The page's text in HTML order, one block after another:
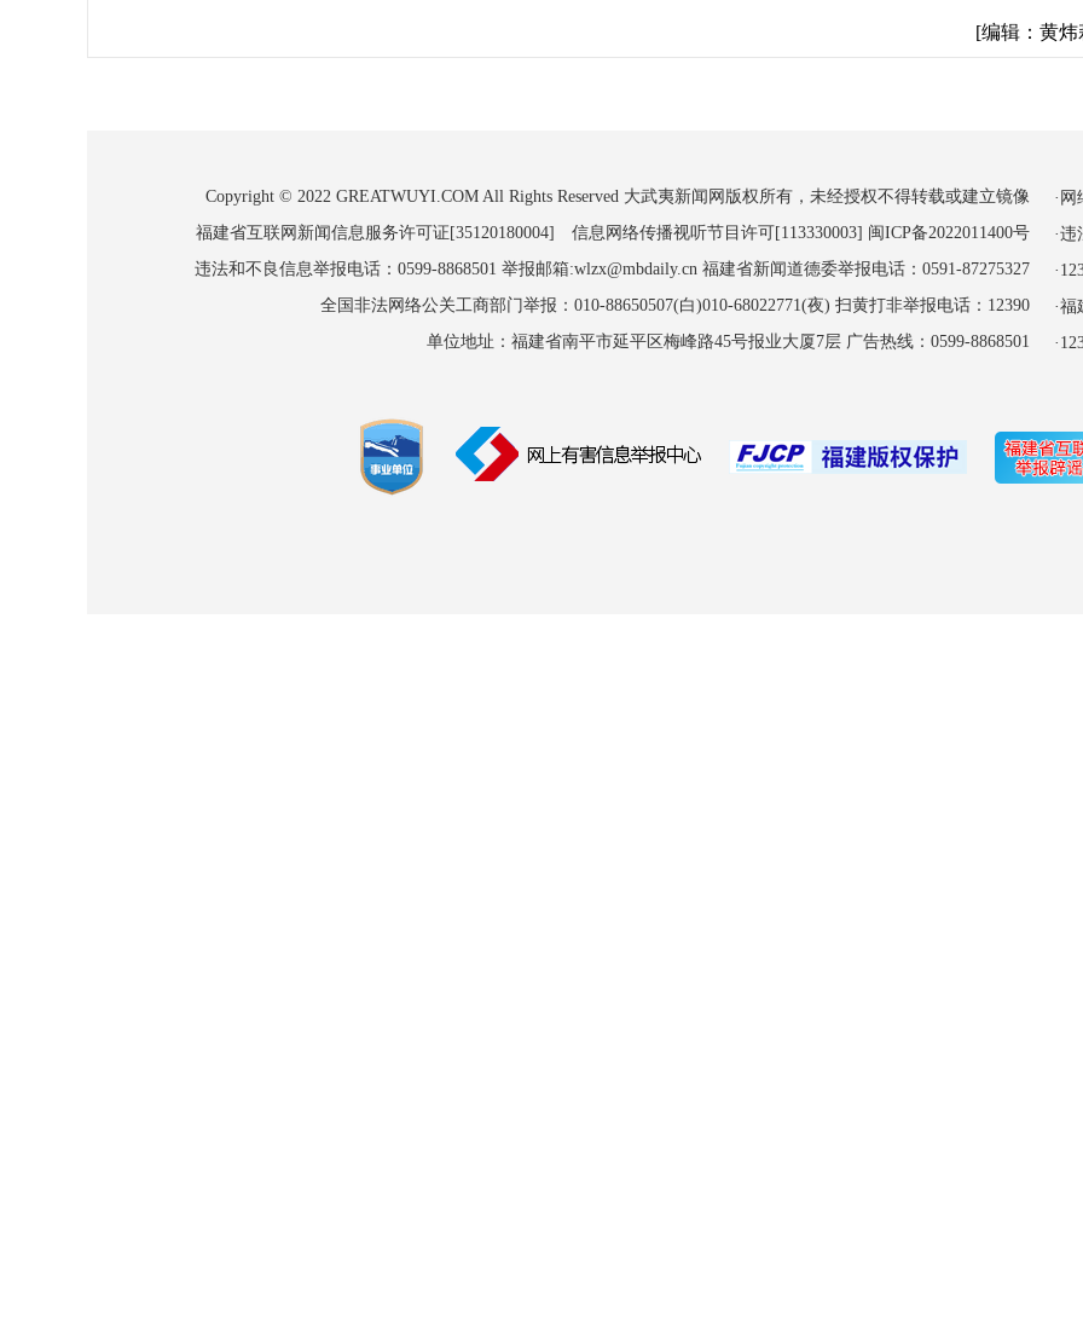
[编辑：黄炜
Copyright © 2022 GREATWUYI.COM All Rights Reserved 大武夷新闻网版权所有，未经授权不得转载或建立镜像
福建省互联网新闻信息服务许可证[35120180004] 信息网络传播视听节目许可[113330003] 闽ICP备2022011400号
违法和不良信息举报电话：0599-8868501 举报邮箱:wlzx@mbdaily.cn 福建省新闻道德委举报电话：0591-87275327
全国非法网络公关工商部门举报：010-88650507(白)010-68022771(夜) 扫黄打非举报电话：12390
单位地址：福建省南平市延平区梅峰路45号报业大厦7层 广告热线：0599-8868501
·
·
·